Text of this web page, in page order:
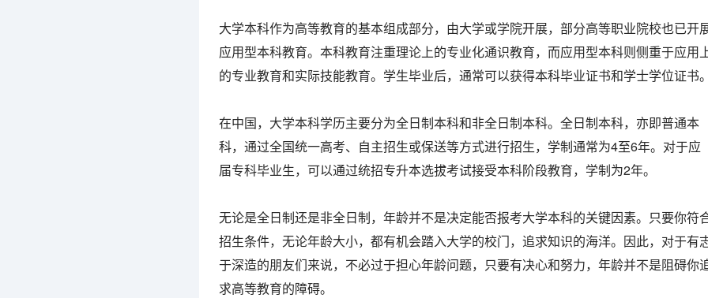
大学本科作为高等教育的基本组成部分，由大学或学院开展，部分高等职业院校也已开
应用型本科教育。本科教育注重理论上的专业化通识教育，而应用型本科则侧重于应用
的专业教育和实际技能教育。学生毕业后，通常可以获得本科毕业证书和学士学位证书
在中国，大学本科学历主要分为全日制本科和非全日制本科。全日制本科，亦即普通本
科，通过全国统一高考、自主招生或保送等方式进行招生，学制通常为4至6年。对于应
届专科毕业生，可以通过统招专升本选拔考试接受本科阶段教育，学制为2年。
无论是全日制还是非全日制，年龄并不是决定能否报考大学本科的关键因素。只要你符
招生条件，无论年龄大小，都有机会踏入大学的校门，追求知识的海洋。因此，对于有
于深造的朋友们来说，不必过于担心年龄问题，只要有决心和努力，年龄并不是阻碍你
求高等教育的障碍。